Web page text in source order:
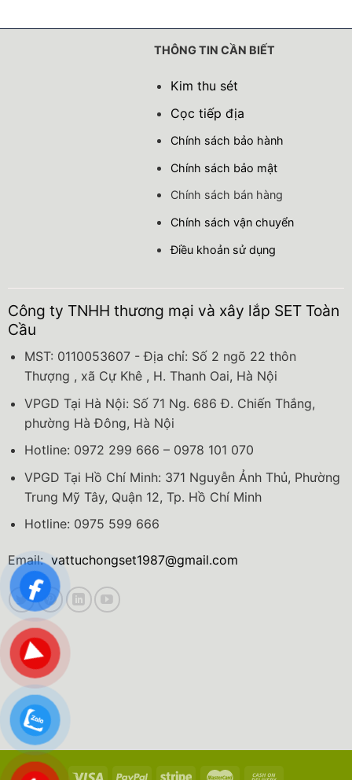
THÔNG TIN CẦN BIẾT
Kim thu sét
Cọc tiếp địa
Chính sách bảo hành
Chính sách bảo mật
Chính sách bán hàng
Chính sách vận chuyển
Điều khoản sử dụng
Công ty TNHH thương mại và xây lắp SET Toàn
Cầu
MST: 0110053607 - Địa chỉ: Số 2 ngõ 22 thôn
Thượng , xã Cự Khê , H. Thanh Oai, Hà Nội
VPGD Tại Hà Nội: Số 71 Ng. 686 Đ. Chiến Thắng,
phường Hà Đông, Hà Nội
Hotline: 0972 299 666 – 0978 101 070
VPGD Tại Hồ Chí Minh: 371 Nguyễn Ảnh Thủ, Phường
Trung Mỹ Tây, Quận 12, Tp. Hồ Chí Minh
Hotline: 0975 599 666
Email: vattuchongset1987@gmail.com